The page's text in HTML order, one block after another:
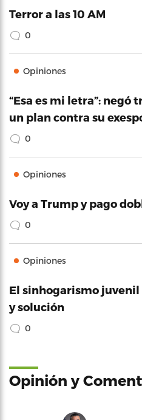
Terror a las 10 AM
0
Opiniones
“Esa es mi letra”: negó
un plan contra su
0
Opiniones
Voy a Trump y pago
0
Opiniones
El sinhogarismo
y solución
0
Opinión y